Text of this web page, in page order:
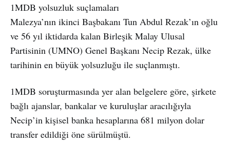
1MDB yolsuzluk suçlamaları
Malezya’nın ikinci Başbakanı Tun Abdul Rezak’ın oğlu
ve 56 yıl iktidarda kalan Birleşik Malay Ulusal
Partisinin (UMNO) Genel Başkanı Necip Rezak, ülke
tarihinin en büyük yolsuzluğu ile suçlanmıştı.
1MDB soruşturmasında yer alan belgelere göre, şirkete
bağlı ajanslar, bankalar ve kuruluşlar aracılığıyla
Necip’in kişisel banka hesaplarına 681 milyon dolar
transfer edildiği öne sürülmüştü.